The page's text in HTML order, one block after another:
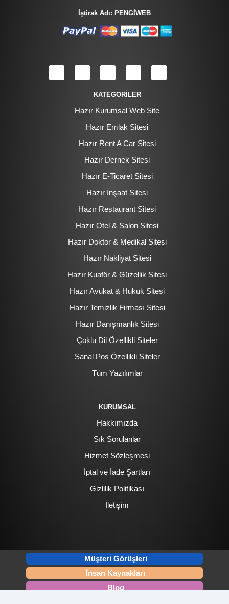
İştirak Adı: PENGİWEB
KATEGORİLER
Hazır Kurumsal Web Site
Hazır Emlak Sitesi
Hazır Rent A Car Sitesi
Hazır Dernek Sitesi
Hazır E-Ticaret Sitesi
Hazır İnşaat Sitesi
Hazır Restaurant Sitesi
Hazır Otel & Salon Sitesi
Hazır Doktor & Medikal Sitesi
Hazır Nakliyat Sitesi
Hazır Kuaför & Güzellik Sitesi
Hazır Avukat & Hukuk Sitesi
Hazır Temizlik Firması Sitesi
Hazır Danışmanlık Sitesi
Çoklu Dil Özellikli Siteler
Sanal Pos Özellikli Siteler
Tüm Yazılımlar
KURUMSAL
Hakkımızda
Sık Sorulanlar
Hizmet Sözleşmesi
İptal ve İade Şartları
Gizlilik Politikası
İletişim
Müşteri Görüşleri
İnsan Kaynakları
Blog